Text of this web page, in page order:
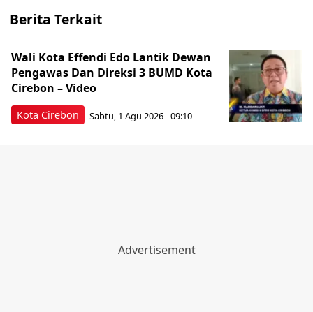
Berita Terkait
Kota Cirebon
Wali Kota Effendi Edo Lantik Dewan
Pengawas Dan Direksi 3 BUMD Kota
Cirebon – Video
Sabtu, 1 Agu 2026 - 09:10